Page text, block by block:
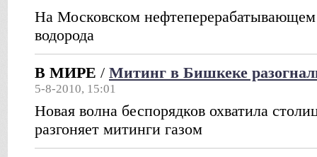
На Московском нефтеперерабатывающем
водорода
В МИРЕ / Митинг в Бишкеке
5-8-2010, 15:01
Новая волна беспорядков охватила
разгоняет митинги газом